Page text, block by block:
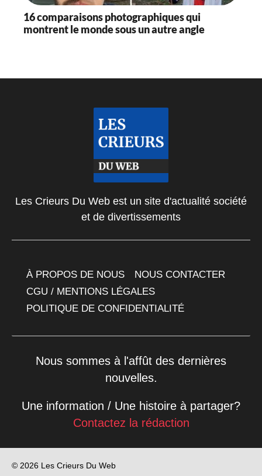
16 comparaisons photographiques qui
montrent le monde sous un autre angle
Les Crieurs Du Web est un site d'actualité société
et de divertissements
À PROPOS DE NOUS
NOUS CONTACTER
CGU / MENTIONS LÉGALES
POLITIQUE DE CONFIDENTIALITÉ
Nous sommes à l'affût des dernières
nouvelles.
Une information / Une histoire à partager?
Contactez la rédaction
© 2026 Les Crieurs Du Web